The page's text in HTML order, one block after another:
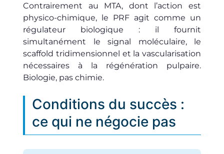
Contrairement au MTA, dont l’action est
physico-chimique, le PRF agit comme un
régulateur biologique : il fournit
simultanément le signal moléculaire, le
scaffold tridimensionnel et la vascularisation
nécessaires à la régénération pulpaire.
Biologie, pas chimie.
Conditions du succès :
ce qui ne négocie pas